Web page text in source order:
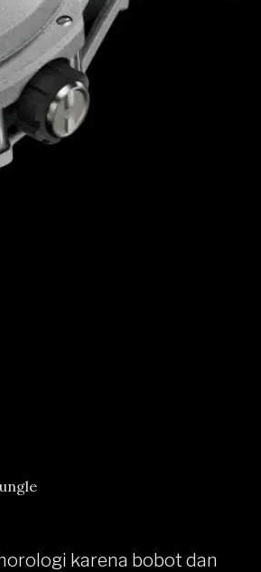
karena bobot dan